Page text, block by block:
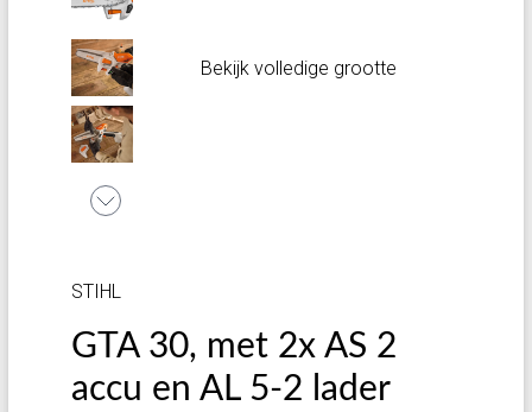
Bekijk volledige grootte
STIHL
GTA 30, met 2x AS 2
accu en AL 5-2 lader